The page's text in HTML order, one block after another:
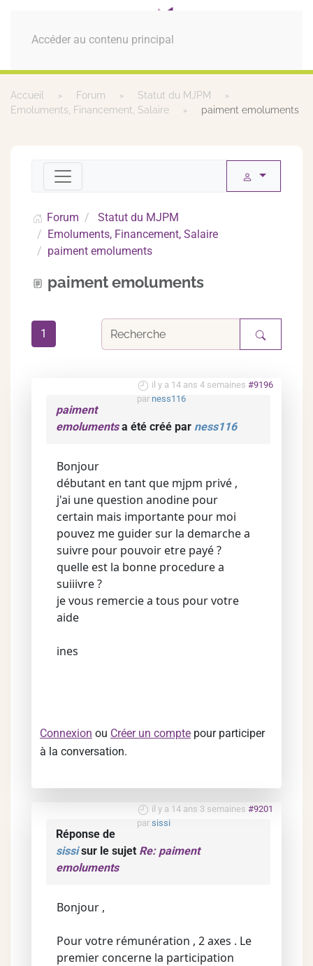
Accéder au contenu principal
MENU
Accueil Forum
Statut du MJPM
Emoluments, Financement, Salaire
paiment emoluments
Forum
Statut du MJPM
Emoluments, Financement, Salaire
paiment emoluments
paiment emoluments
1
il y a 14 ans 4 semaines #9196
par ness116
paiment
emolumentsa été créé par ness116
Bonjour
débutant en tant que mjpm privé ,
j'ai une question anodine pour
certain mais importante pour moi
pouvez me guider sur la demarche a
suivre pour pouvoir etre payé ?
quelle est la bonne procedure a
suiiivre ?
je vous remercie a tous pour votre
aide
ines
Connexion ou Créer un compte pour participer
à la conversation.
il y a 14 ans 3 semaines #9201
par sissi
Réponse de
sissisur le sujet Re: paiment
emoluments
Bonjour ,
Pour votre rémunération , 2 axes . Le
premier concerne la participation